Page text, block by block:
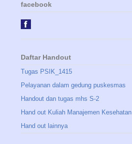
facebook
Daftar Handout
Tugas PSIK_1415
Pelayanan dalam gedung puskesmas
Handout dan tugas mhs S-2
Hand out Kuliah Manajemen Kesehatan
Hand out lainnya